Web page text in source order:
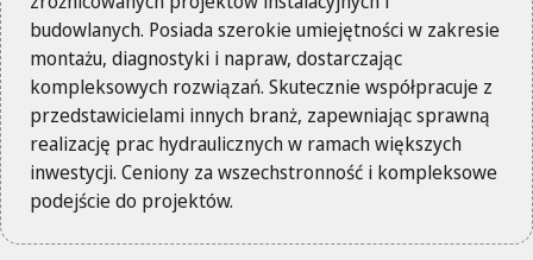
budowlanych. Posiada szerokie umiejętności w zakresie
montażu, diagnostyki i napraw, dostarczając
kompleksowych rozwiązań. Skutecznie współpracuje z
przedstawicielami innych branż, zapewniając sprawną
realizację prac hydraulicznych w ramach większych
inwestycji. Ceniony za wszechstronność i kompleksowe
podejście do projektów.